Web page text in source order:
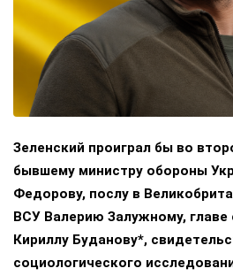
Зеленский проиграл бы во
бывшему министру обороны
Федорову, послу в
ВСУ Валерию Залужному, главе
Кириллу Буданову*,
социологического